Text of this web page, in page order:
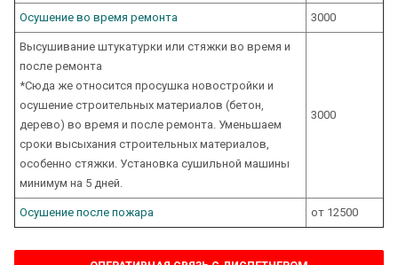
Осушение во время ремонта 3000
Высушивание штукатурки или стяжки во время и
после ремонта
*Сюда же относится просушка новостройки и
осушение строительных материалов (бетон,
дерево) во время и после ремонта. Уменьшаем
сроки высыхания строительных материалов,
особенно стяжки. Установка сушильной машины
минимум на 5 дней.
3000
Осушение после пожара от 12500